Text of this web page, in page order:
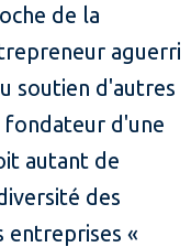
de la
aguerri
soutien d'autres
fondateur d'une
autant de
des
entreprises «